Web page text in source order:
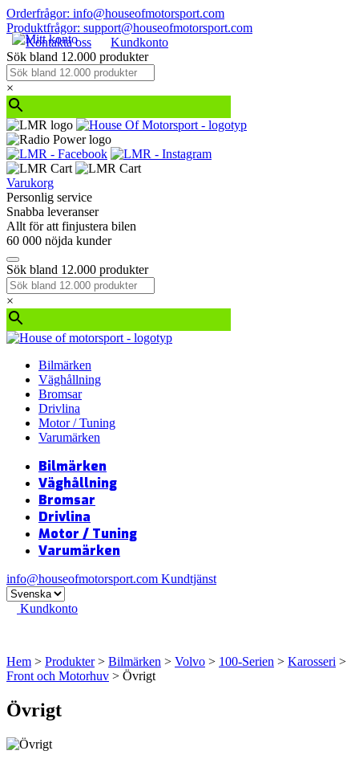
Orderfrågor: info@houseofmotorsport.com
Produktfrågor: support@houseofmotorsport.com
Kontakta oss
Kundkonto
Sök bland 12.000 produkter
×
Varukorg
Personlig service
Snabba leveranser
Allt för att finjustera bilen
60 000 nöjda kunder
Sök bland 12.000 produkter
×
Bilmärken
Väghållning
Bromsar
Drivlina
Motor / Tuning
Varumärken
Bilmärken
Väghållning
Bromsar
Drivlina
Motor / Tuning
Varumärken
info@houseofmotorsport.com Kundtjänst
Kundkonto
Hem > Produkter> Bilmärken > Volvo > 100-Serien > Karosseri >
Front och Motorhuv > Övrigt
Övrigt